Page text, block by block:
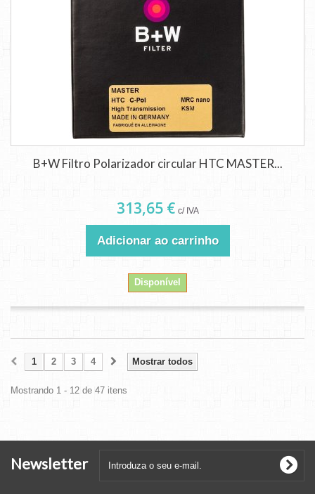
B+W Filtro Polarizador circular HTC MASTER...
313,65 € c/ IVA
Adicionar ao carrinho
Disponível
Mostrar todos
1 2 3 4
Mostrando 1 - 12 de 47 itens
Newsletter